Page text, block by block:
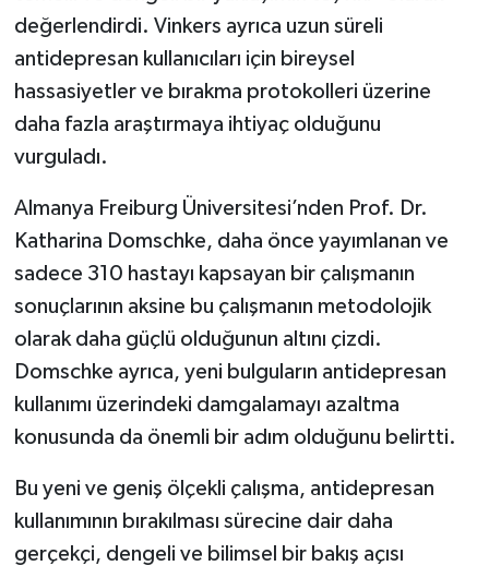
değerlendirdi. Vinkers ayrıca uzun süreli
antidepresan kullanıcıları için bireysel
hassasiyetler ve bırakma protokolleri üzerine
daha fazla araştırmaya ihtiyaç olduğunu
vurguladı.
Almanya Freiburg Üniversitesi’nden Prof. Dr.
Katharina Domschke, daha önce yayımlanan ve
sadece 310 hastayı kapsayan bir çalışmanın
sonuçlarının aksine bu çalışmanın metodolojik
olarak daha güçlü olduğunun altını çizdi.
Domschke ayrıca, yeni bulguların antidepresan
kullanımı üzerindeki damgalamayı azaltma
konusunda da önemli bir adım olduğunu belirtti.
Bu yeni ve geniş ölçekli çalışma, antidepresan
kullanımının bırakılması sürecine dair daha
gerçekçi, dengeli ve bilimsel bir bakış açısı